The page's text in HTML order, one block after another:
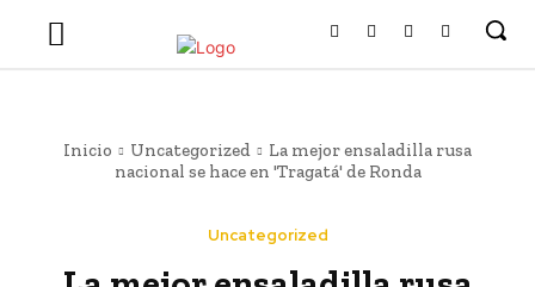
Inicio Uncategorized
La mejor ensaladilla rusa
nacional se hace en 'Tragatá' de Ronda
Uncategorized